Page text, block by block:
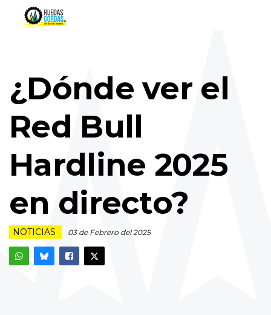
¿Dónde ver el
Red Bull
Hardline 2025
en directo?
NOTICIAS 03 de Febrero del 2025